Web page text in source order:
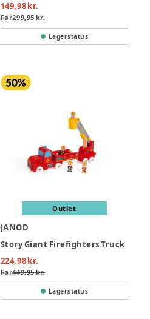
149,98 kr.
Før299,95 kr.
Lagerstatus
Outlet
JANOD
Story Giant Firefighters Truck
224,98 kr.
Før449,95 kr.
Lagerstatus